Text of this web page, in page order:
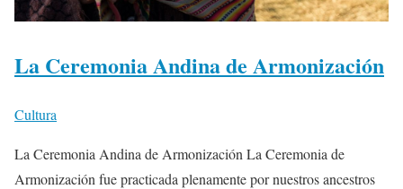
La Ceremonia Andina de Armonización
Cultura
La Ceremonia Andina de Armonización La Ceremonia de
Armonización fue practicada plenamente por nuestros ancestros